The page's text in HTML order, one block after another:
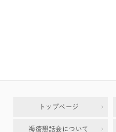
トップページ
褥瘡懇話会について